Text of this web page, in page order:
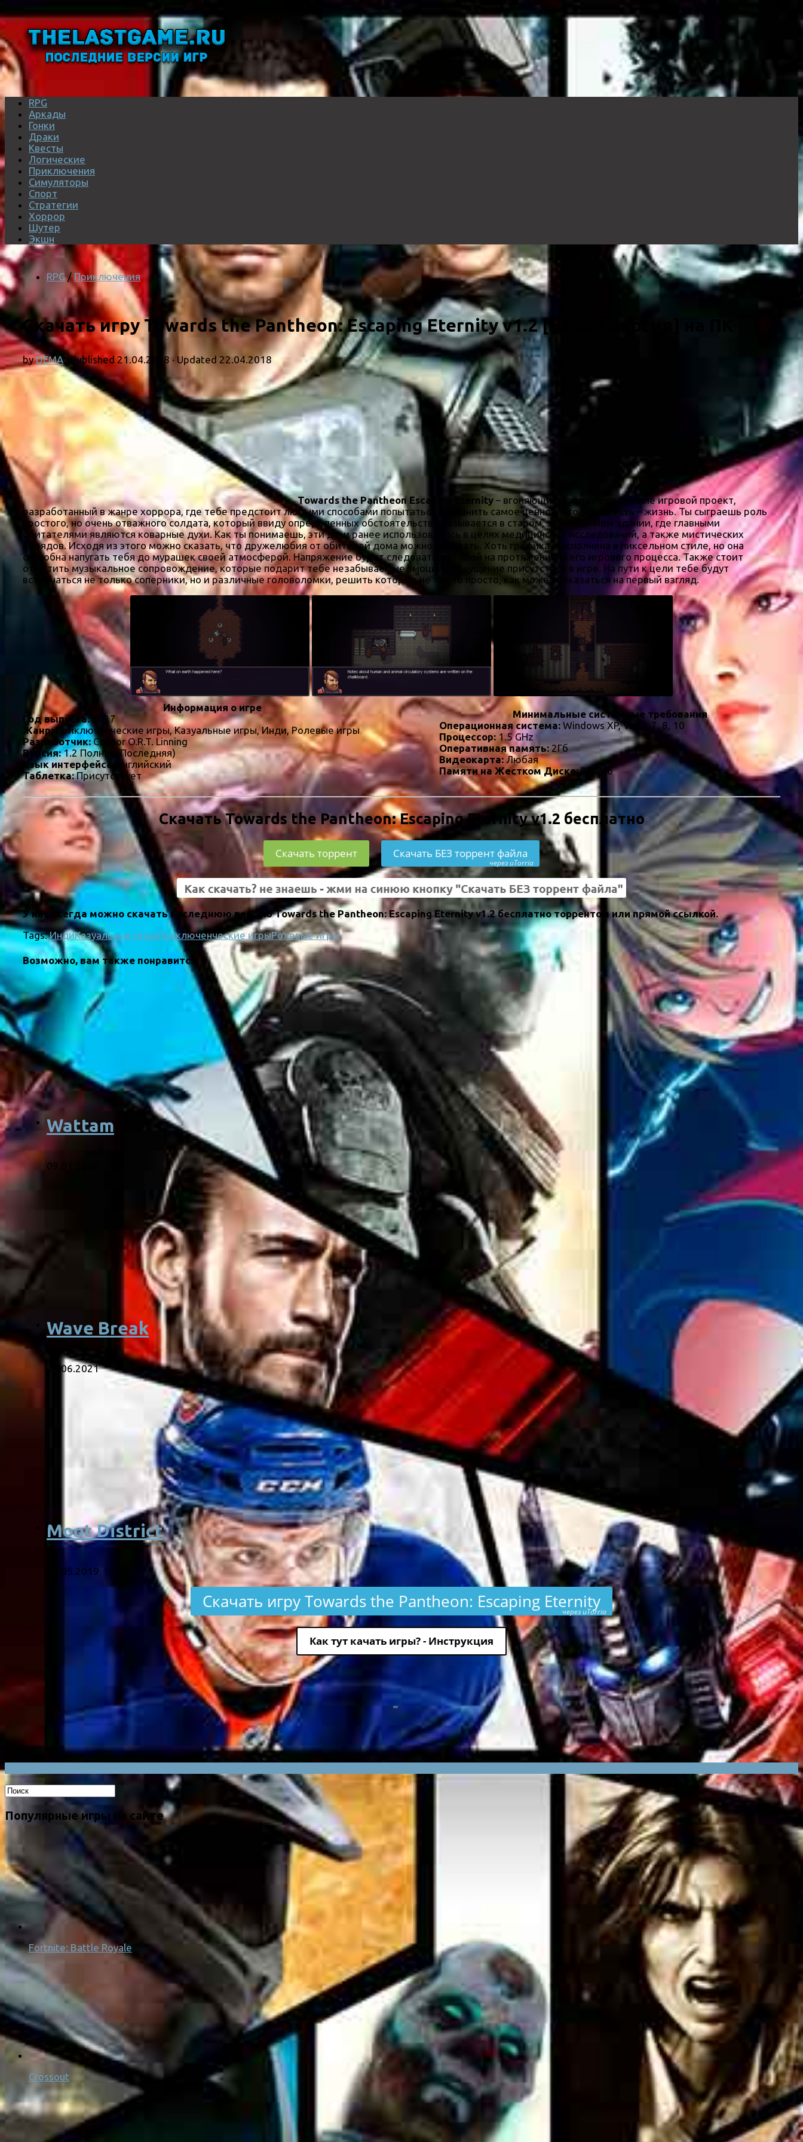
RPG
Аркады
Гонки
Драки
Квесты
Логические
Приключения
Симуляторы
Спорт
Стратегии
Хоррор
Шутер
Экшн
RPG / Приключения
Скачать игру Towards the Pantheon: Escaping Eternity v1.2 [Новая Версия] на ПК
byDEMA · Published21.04.2018 · Updated 22.04.2018
Towards the Pantheon Escaping Eternity – вгоняющий в жуткое состояние игровой проект,
разработанный в жанре хоррора, где тебе предстоит любыми способами попытаться сохранить самое ценное, что у тебя есть – жизнь. Ты сыграешь роль
простого, но очень отважного солдата, который ввиду определенных обстоятельств оказывается в старом, заброшенном здании, где главными
обитателями являются коварные духи. Как ты понимаешь, эти духи ранее использовались в целях медицинских исследований, а также мистических
обрядов. Исходя из этого можно сказать, что дружелюбия от обителей дома можно не ждать. Хоть графика и исполнена в пиксельном стиле, но она
способна напугать тебя до мурашек своей атмосферой. Напряжение будет следовать за тобой на протяжении всего игрового процесса. Также стоит
отметить музыкальное сопровождение, которые подарит тебе незабываемые эмоции и ощущение присутствия в игре. На пути к цели тебе будут
встречаться не только соперники, но и различные головоломки, решить которые не так то просто, как может показаться на первый взгляд.
Информация о игре
Год выпуска:2017
Жанр:Приключенческие игры, Казуальные игры, Инди, Ролевые игры
Разработчик: Connor O.R.T. Linning
Версия:1.2 Полная (Последняя)
Язык интерфейса:
английский
Таблетка:Присутствует
Минимальные системные требования
Операционная система: Windows XP, Vista, 7, 8, 10
Процессор: 1.5 GHz
Оперативная память: 2Гб
Видеокарта: Любая
Памяти на Жестком Диске:200Мб
Скачать Towards the Pantheon: Escaping Eternity v1.2 бесплатно
Скачать торрент Скачать БЕЗ торрент файла
через uTorria
У нас всегда можно скачать последнюю версию Towards the Pantheon: Escaping Eternity v1.2 бесплатно торрентом или прямой ссылкой.
Tags: ИндиКазуальные игрыПриключенческие игрыРолевые игры
Возможно, вам также понравится:
Wattam
09.01.2020
Wave Break
11.06.2021
Moot District
10.05.2019
Скачать игру Towards the Pantheon: Escaping Eternity
через uTorria
Как тут качать игры? - Инструкция
Популярные игры на сайте
Fortnite: Battle Royale
Crossout